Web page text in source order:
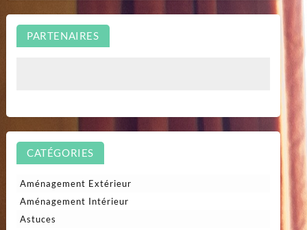
PARTENAIRES
CATÉGORIES
Aménagement Extérieur
Aménagement Intérieur
Astuces